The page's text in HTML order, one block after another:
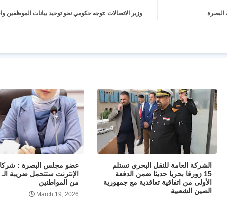
البصرة
وزير الاتصالات :توجه حكومي نحو توحيد بيانات الموظفين
الشركة العامة للنقل البحري تستلم
15 زورقا بحريا حديثا ضمن الدفعة
الأولى من اتفاقية تعاقدية مع جمهورية
الصين الشعبية
عضو مجلس البصرة :
من المواطنين
March 19, 2026